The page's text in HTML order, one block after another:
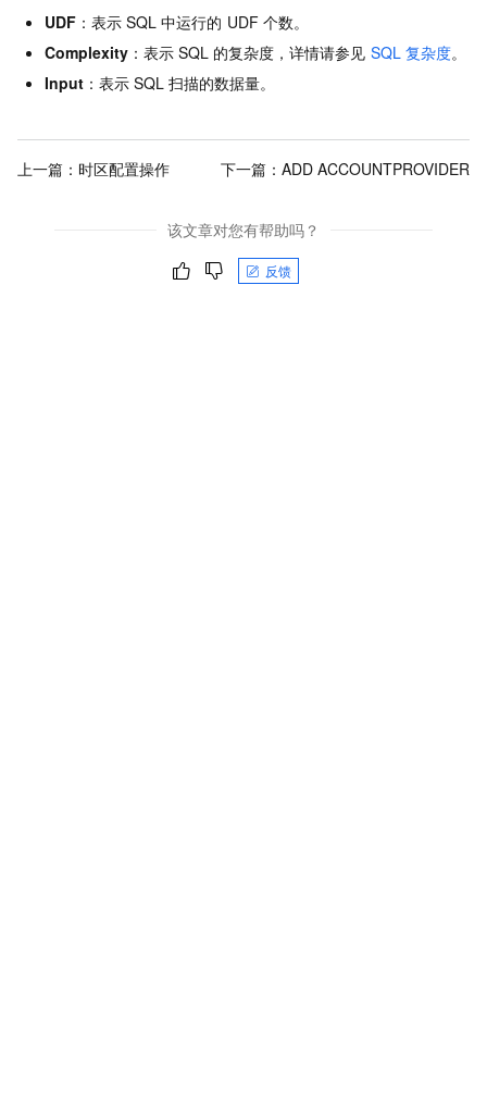
UDF ：表示 SQL 中运行的 UDF 个数。
Complexity ：表示 SQL 的复杂度，详情请参见 SQL 复杂度。
Input ：表示 SQL 扫描的数据量。
上一篇： 时区配置操作 下一篇： ADD ACCOUNTPROVIDER
该文章对您有帮助吗？
反馈